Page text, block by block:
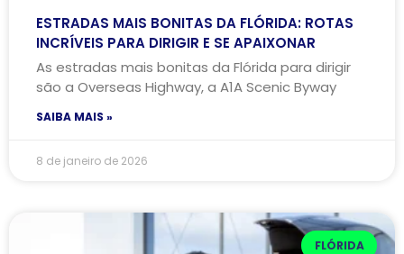
ESTRADAS MAIS BONITAS DA FLÓRIDA: ROTAS
INCRÍVEIS PARA DIRIGIR E SE APAIXONAR
As estradas mais bonitas da Flórida para dirigir
são a Overseas Highway, a A1A Scenic Byway
SAIBA MAIS »
8 de janeiro de 2026
FLÓRIDA